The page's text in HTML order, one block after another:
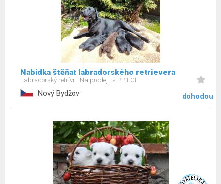
Nabídka štěňat labradorského retrievera
Labradorský retrívr Na prodej s PP FCI
Nový Bydžov dohodou